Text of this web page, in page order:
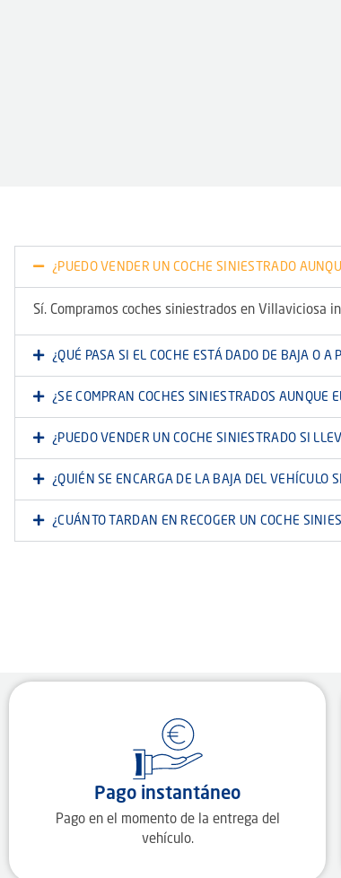
¿PUEDO VENDER UN COCHE SINIESTRADO
Sí. Compramos coches siniestrados en Villaviciosa
¿QUÉ PASA SI EL COCHE ESTÁ DADO DE BAJA O A
¿SE COMPRAN COCHES SINIESTRADOS AUNQUE
¿PUEDO VENDER UN COCHE SINIESTRADO SI
¿QUIÉN SE ENCARGA DE LA BAJA DEL VEHÍCULO
¿CUÁNTO TARDAN EN RECOGER UN COCHE
Pago instantáneo
Pago en el momento de la entrega del
vehículo.